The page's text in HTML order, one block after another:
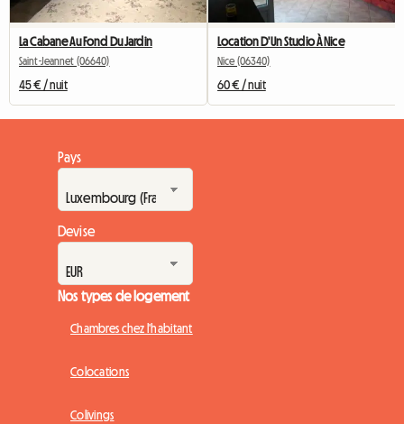
La Cabane Au Fond Du Jardin
Saint-Jeannet (06640)
45 € / nuit
Location D'Un Studio À Nice
Nice (06340)
60 € / nuit
Pays
Devise
Nos types de logement
Chambres chez l'habitant
Colocations
Colivings